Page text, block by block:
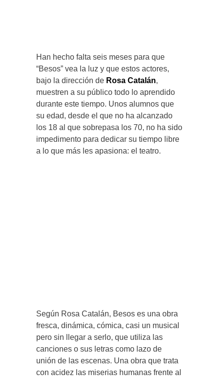
Han hecho falta seis meses para que
“Besos” vea la luz y que estos actores,
bajo la dirección de Rosa Catalán,
muestren a su público todo lo aprendido
durante este tiempo. Unos alumnos que
su edad, desde el que no ha alcanzado
los 18 al que sobrepasa los 70, no ha sido
impedimento para dedicar su tiempo libre
a lo que más les apasiona: el teatro.
Según Rosa Catalán, Besos es una obra
fresca, dinámica, cómica, casi un musical
pero sin llegar a serlo, que utiliza las
canciones o sus letras como lazo de
unión de las escenas. Una obra que trata
con acidez las miserias humanas frente al